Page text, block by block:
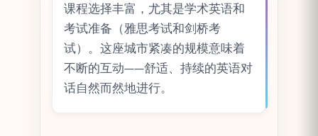
课程选择丰富，尤其是学术英语和
考试准备（雅思考试和剑桥考
试）。这座城市紧凑的规模意味着
不断的互动——舒适、持续的英语对
话自然而然地进行。